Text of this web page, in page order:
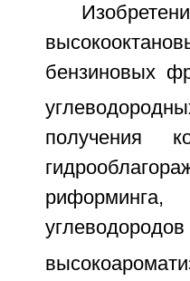
бензиновых
получения